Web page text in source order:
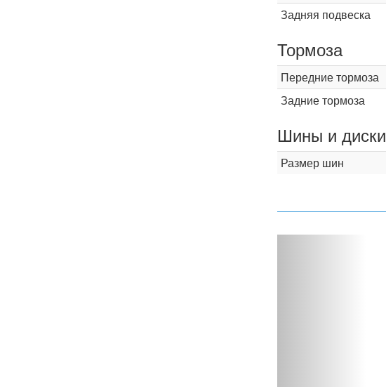
Задняя подвеска
Тормоза
Передние тормоза
Задние тормоза
Шины и диски
Размер шин